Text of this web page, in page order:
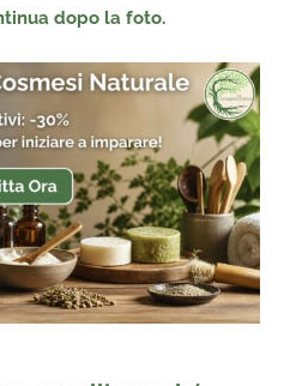
dopo la foto.